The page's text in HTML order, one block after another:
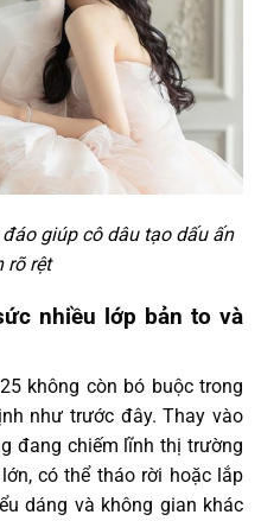
giúp cô dâu tạo dấu ấn
rõ rệt
nhiều lớp bản to và
không còn bó buộc trong
như trước đây. Thay vào
đang chiếm lĩnh thị trường
có thể tháo rời hoặc lắp
dáng và không gian khác